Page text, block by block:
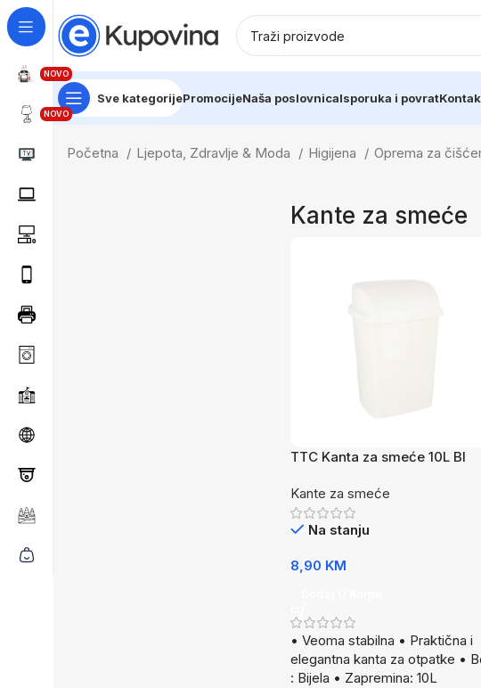
NOVO
NOVO
Sve kategorijePromocijeNaša poslovnicaIsporuka i povrat
Početna Ljepota, Zdravlje & Moda Higijena Oprema za
Kante za smeće
TTC Kanta za smeće 10L BI
Kante za smeće
Na stanju
8,90 KM
• Veoma stabilna • Praktična i
elegantna kanta za otpatke •
: Bijela • Zapremina: 10L